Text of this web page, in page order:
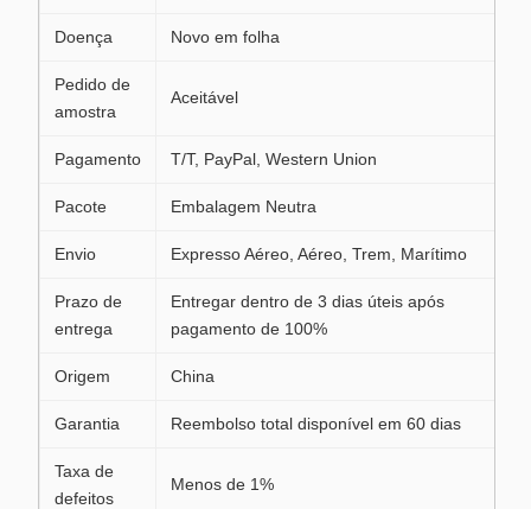
Doença Novo em folha
Pedido de
amostra
Aceitável
Pagamento T/T, PayPal, Western Union
Pacote Embalagem Neutra
Envio Expresso Aéreo, Aéreo, Trem, Marítimo
Prazo de
entrega
Entregar dentro de 3 dias úteis após
pagamento de 100%
Origem China
Garantia Reembolso total disponível em 60 dias
Taxa de
defeitos
Menos de 1%